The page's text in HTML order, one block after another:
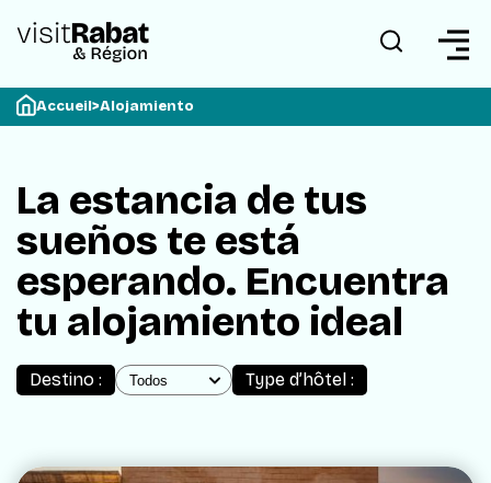
Accueil>Alojamiento
La estancia de tus
sueños te está
esperando. Encuentra
tu alojamiento ideal
Destino : Type d’hôtel :